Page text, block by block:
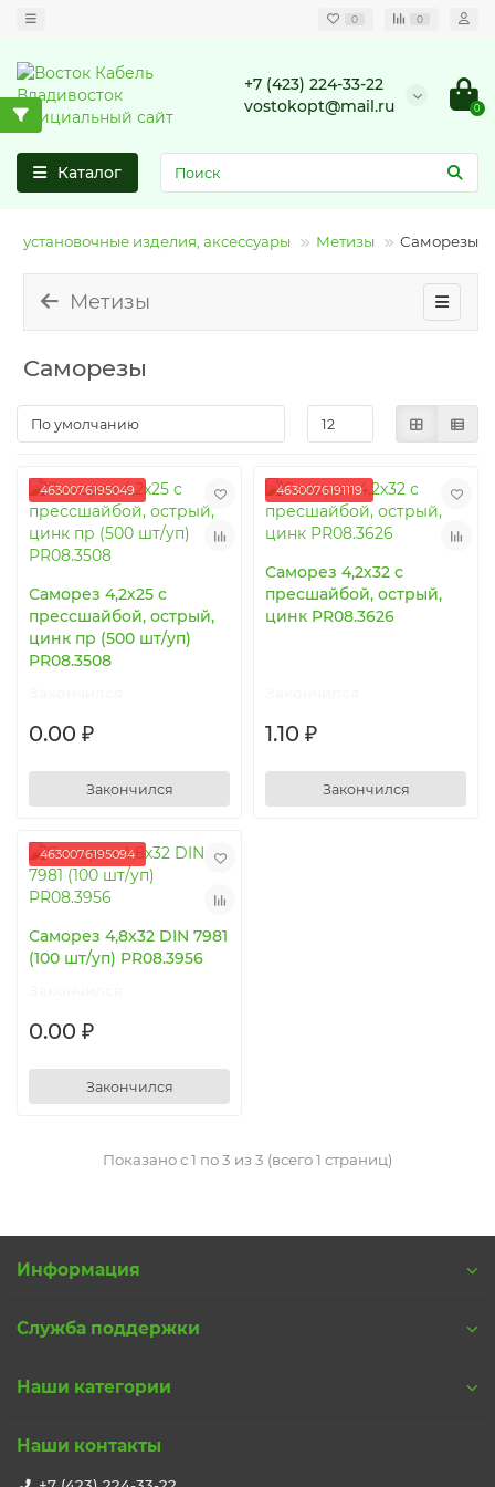
0 0
+7 (423) 224-33-22
vostokopt@mail.ru
0
Каталог
изделия, аксессуары Метизы Саморезы
Метизы
Саморезы
4630076195049
Саморез 4,2х25 с
прессшайбой, острый,
цинк пр (500 шт/уп)
PR08.3508
0.00 ₽
Закончился
4630076191119
Саморез 4,2х32 с
пресшайбой, острый,
цинк PR08.3626
1.10 ₽
Закончился
4630076195094
Саморез 4,8х32 DIN 7981
(100 шт/уп) PR08.3956
0.00 ₽
Закончился
Показано с 1 по 3 из 3 (всего 1 страниц)
Информация
Служба поддержки
Наши категории
Наши контакты